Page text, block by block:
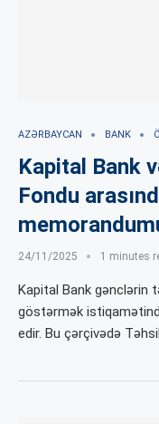
AZƏRBAYCAN BANK
Kapital Bank
Fondu
24/11/2025 1 minutes
Kapital Bank gənclərin
göstərmək
edir. Bu çərçivədə